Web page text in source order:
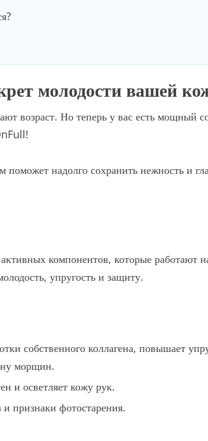
молодости вашей
возраст. Но теперь у вас есть мощный
надолго сохранить нежность и
компонентов, которые работают
упругость и защиту.
собственного коллагена, повышает
морщин.
и осветляет кожу рук.
признаки фотостарения.